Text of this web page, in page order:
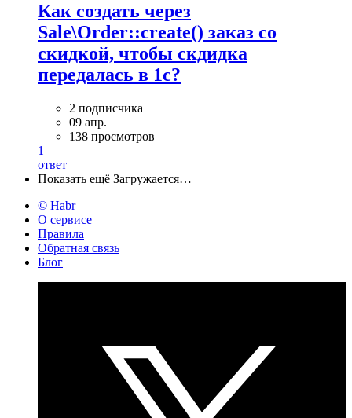
Как создать через
Sale\Order::create() заказ со
скидкой, чтобы скдидка
передалась в 1с?
2 подписчика
09 апр.
138 просмотров
1
ответ
Показать ещё Загружается…
© Habr
О сервисе
Правила
Обратная связь
Блог